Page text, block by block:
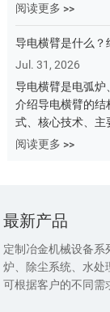
阅读更多 >>
导电横臂是什么？
Jul. 31, 2026
导电横臂是电弧炉
介绍导电横臂的结
式、核心技术、主
阅读更多 >>
最新产品
定制冶金机械设备系
炉、除尘系统、水处
可根据客户的不同需